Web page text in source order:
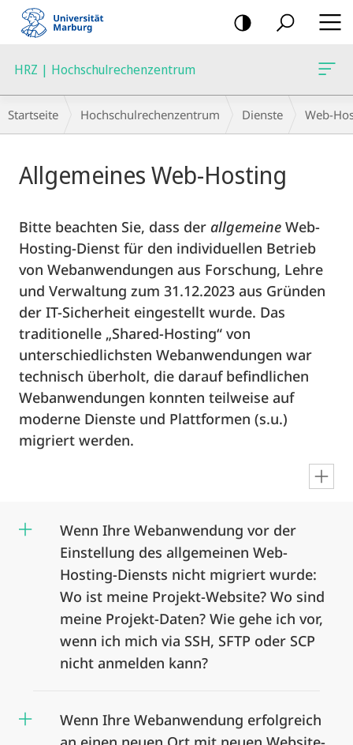
Mobile-
Navigation
HRZ | Hochschulrechenzentrum
Breadcrumb-
Navigation
Startseite Hochschulrechenzentrum Dienste Web-
Allgemeines Web-Hosting
Bitte beachten Sie, dass der allgemeine Web-
Hosting-Dienst für den individuellen Betrieb
von Webanwendungen aus Forschung, Lehre
und Verwaltung zum 31.12.2023 aus Gründen
der IT-Sicherheit eingestellt wurde. Das
traditionelle „Shared-Hosting“ von
unterschiedlichsten Webanwendungen war
technisch überholt, die darauf befindlichen
Webanwendungen konnten teilweise auf
moderne Dienste und Plattformen (s.u.)
migriert werden.
Wenn Ihre Webanwendung vor der
Einstellung des allgemeinen Web-
Hosting-Diensts nicht migriert wurde:
Wo ist meine Projekt-Website? Wo sind
meine Projekt-Daten? Wie gehe ich vor,
wenn ich mich via SSH, SFTP oder SCP
nicht anmelden kann?
Wenn Ihre Webanwendung erfolgreich